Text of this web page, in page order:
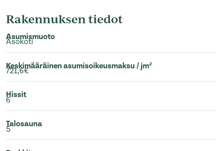
Rakennuksen tiedot
Asumismuoto
Asokoti
Keskimääräinen asumisoikeusmaksu / jm²
721,6€
Hissit
6
Talosauna
5